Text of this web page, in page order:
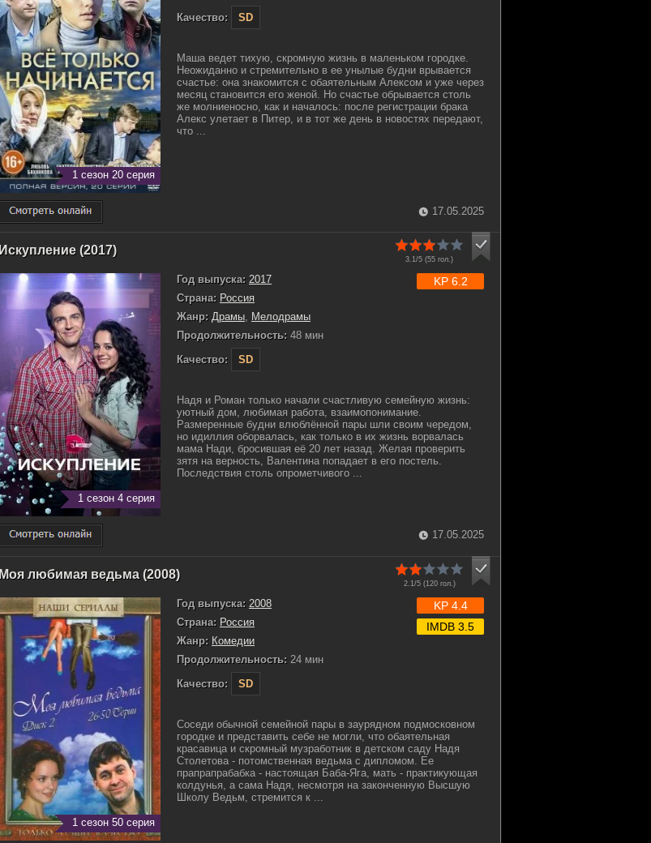
1 сезон 20 серия
Качество:
SD
Маша ведет тихую, скромную жизнь в маленьком городке.
Неожиданно и стремительно в ее унылые будни врывается
счастье: она знакомится с обаятельным Алексом и уже через
месяц становится его женой. Но счастье обрывается столь
же молниеносно, как и началось: после регистрации брака
Алекс улетает в Питер, и в тот же день в новостях передают,
что ...
17.05.2025
Искупление (2017)
3.1/5 (55 гол.)
1 сезон 4 серия
Год выпуска: 2017
Страна: Россия
Жанр: Драмы, Мелодрамы
Продолжительность: 48 мин
Качество:
SD
KP 6.2
Надя и Роман только начали счастливую семейную жизнь:
уютный дом, любимая работа, взаимопонимание.
Размеренные будни влюблённой пары шли своим чередом,
но идиллия оборвалась, как только в их жизнь ворвалась
мама Нади, бросившая её 20 лет назад. Желая проверить
зятя на верность, Валентина попадает в его постель.
Последствия столь опрометчивого ...
17.05.2025
Моя любимая ведьма (2008)
2.1/5 (120гол.)
1 сезон 50 серия
Год выпуска: 2008
Страна: Россия
Жанр: Комедии
Продолжительность: 24 мин
Качество:
SD
KP 4.4
IMDB 3.5
Соседи обычной семейной пары в заурядном подмосковном
городке и представить себе не могли, что обаятельная
красавица и скромный музработник в детском саду Надя
Столетова - потомственная ведьма с дипломом. Ее
прапрапрабабка - настоящая Баба-Яга, мать - практикующая
колдунья, а сама Надя, несмотря на законченную Высшую
Школу Ведьм, стремится к ...